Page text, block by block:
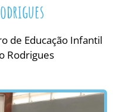
de Educação Infantil
Rodrigues